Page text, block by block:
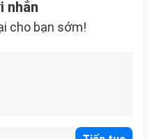
thông
nhắn
cho bạn sớm!